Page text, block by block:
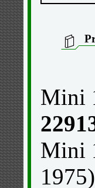
Mini
Mini
1975)